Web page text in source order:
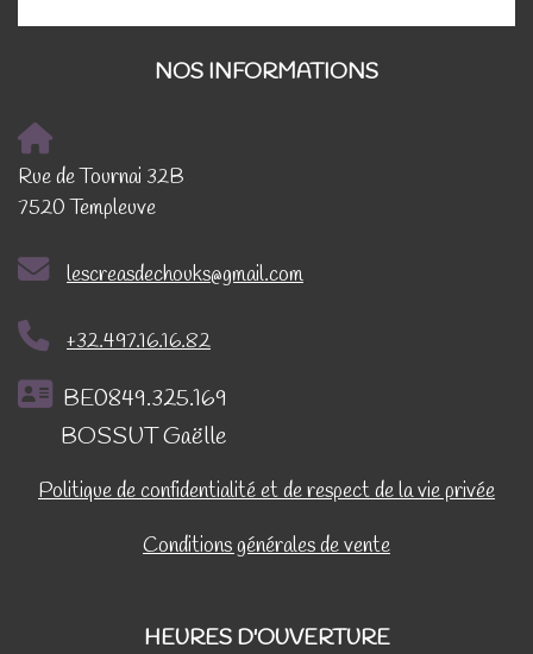
NOS INFORMATIONS
Rue de Tournai 32B
7520 Templeuve
lescreasdechouks@gmail.com
+32.497.16.16.82
BE0849.325.169
BOSSUT Gaëlle
Politique de confidentialité et de respect de la vie privée
Conditions générales de vente
HEURES D'OUVERTURE